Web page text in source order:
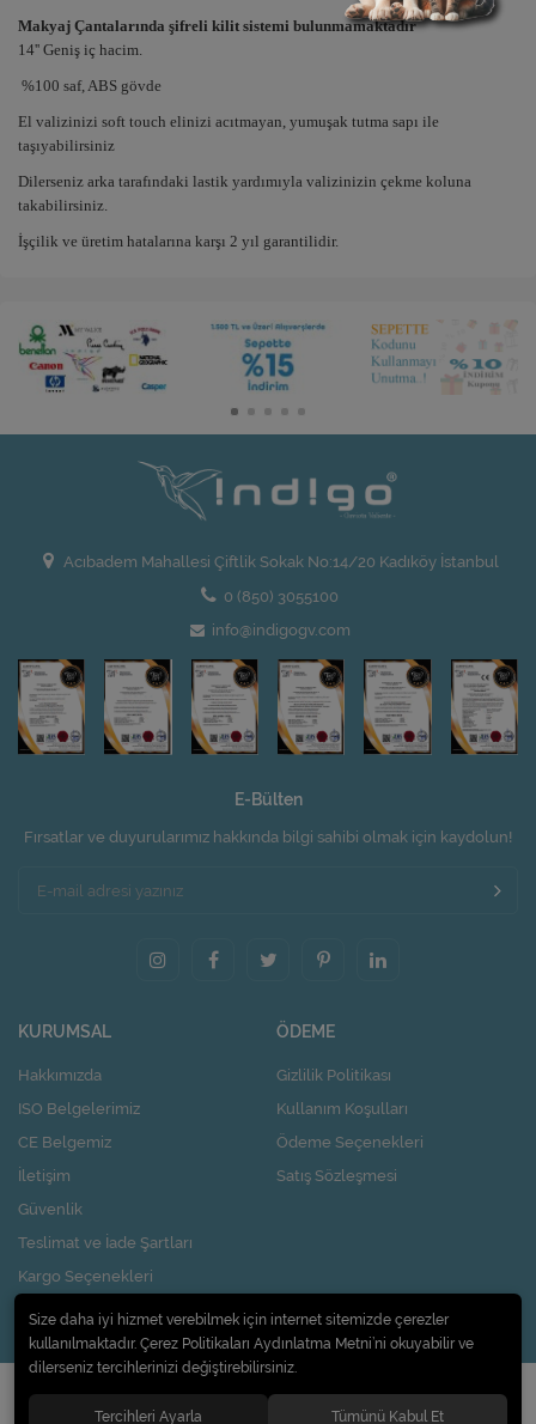
Makyaj Çantalarında şifreli kilit sistemi bulunmamaktadır
14'' Geniş iç hacim.
%100 saf, ABS gövde
El valizinizi soft touch elinizi acıtmayan, yumuşak tutma sapı ile
taşıyabilirsiniz
Dilerseniz arka tarafındaki lastik yardımıyla valizinizin çekme koluna
takabilirsiniz.
İşçilik ve üretim hatalarına karşı 2 yıl garantilidir.
Acıbadem Mahallesi Çiftlik Sokak No:14/20 Kadıköy İstanbul
0 (850) 3055100
info@indigogv.com
E-Bülten
Fırsatlar ve duyurularımız hakkında bilgi sahibi olmak için kaydolun!
KURUMSAL
Hakkımızda
ISO Belgelerimiz
CE Belgemiz
İletişim
Güvenlik
Teslimat ve İade Şartları
Kargo Seçenekleri
Nasıl Kupon Kazanırım?
ÖDEME
Gizlilik Politikası
Kullanım Koşulları
Ödeme Seçenekleri
Satış Sözleşmesi
© 2020Pi Design İç ve Dış Ticaret Limited Şirketi. Tüm hakları saklıdır.
Size daha iyi hizmet verebilmek için internet sitemizde çerezler
kullanılmaktadır. Çerez Politikaları Aydınlatma Metni’ni okuyabilir ve
dilerseniz tercihlerinizi değiştirebilirsiniz.
Tercihleri Ayarla Tümünü Kabul Et